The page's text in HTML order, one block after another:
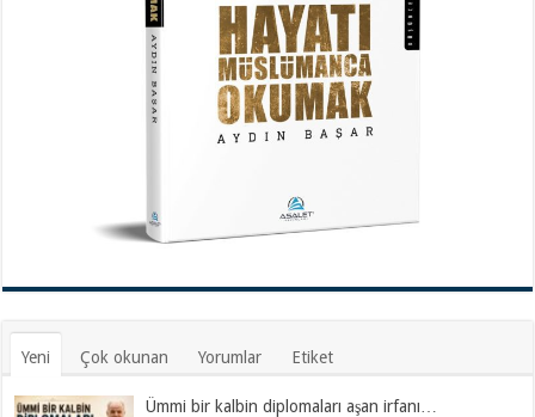
Yeni Çok okunan Yorumlar Etiket
Ümmi bir kalbin diplomaları aşan irfanı…